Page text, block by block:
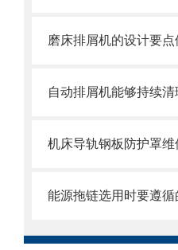
自动排屑机能够持续
机床导轨钢板防护罩维